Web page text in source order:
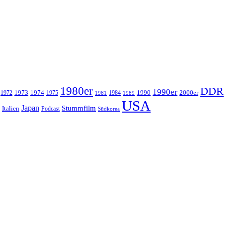
1972 1973 1974 1975 1980er 1981 1984 1989 1990 1990er 2000er DDR
Italien Japan Podcast Stummfilm Südkorea USA